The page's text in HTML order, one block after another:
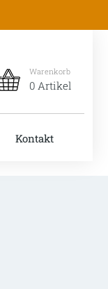
Warenkorb
0 Artikel
Kontakt